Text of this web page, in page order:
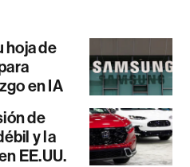
hoja de
en IA
de
y la
EE.UU.